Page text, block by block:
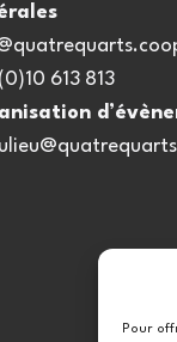
Pour
613 813